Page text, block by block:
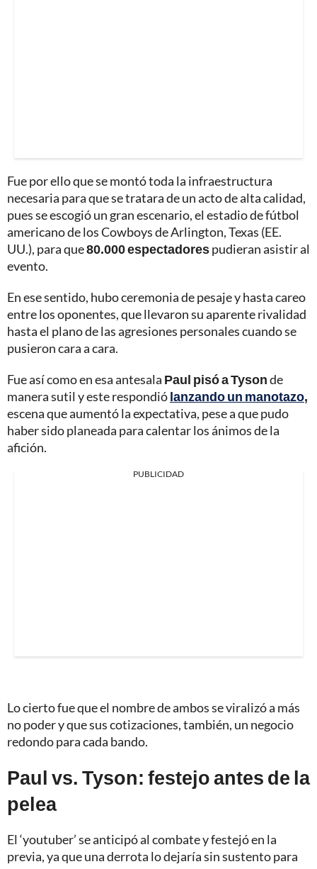
Fue por ello que se montó toda la infraestructura
necesaria para que se tratara de un acto de alta calidad,
pues se escogió un gran escenario, el estadio de fútbol
americano de los Cowboys de Arlington, Texas (EE.
UU.), para que80.000 espectadorespudieran asistir al
evento.
En ese sentido, hubo ceremonia de pesaje y hasta careo
entre los oponentes, que llevaron su aparente rivalidad
hasta el plano de las agresiones personales cuando se
pusieron cara a cara.
Fue así como en esa antesala Paul pisó a Tysonde
manera sutil y este respondiólanzando un manotazo,
escena que aumentó la expectativa, pese a que pudo
haber sido planeada para calentar los ánimos de la
afición.
PUBLICIDAD
Lo cierto fue que el nombre de ambos se viralizó a más
no poder y que sus cotizaciones, también, un negocio
redondo para cada bando.
Paul vs. Tyson: festejo antes de la
pelea
El ‘youtuber’ se anticipó al combate y festejó en la
previa, ya que una derrota lo dejaría sin sustento para